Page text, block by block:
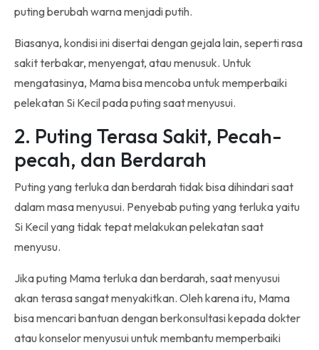
puting berubah warna menjadi putih.
Biasanya, kondisi ini disertai dengan gejala lain, seperti rasa
sakit terbakar, menyengat, atau menusuk. Untuk
mengatasinya, Mama bisa mencoba untuk memperbaiki
pelekatan Si Kecil pada puting saat menyusui.
2. Puting Terasa Sakit, Pecah-
pecah, dan Berdarah
Puting yang terluka dan berdarah tidak bisa dihindari saat
dalam masa menyusui. Penyebab puting yang terluka yaitu
Si Kecil yang tidak tepat melakukan pelekatan saat
menyusu.
Jika puting Mama terluka dan berdarah, saat menyusui
akan terasa sangat menyakitkan. Oleh karena itu, Mama
bisa mencari bantuan dengan berkonsultasi kepada dokter
atau konselor menyusui untuk membantu memperbaiki